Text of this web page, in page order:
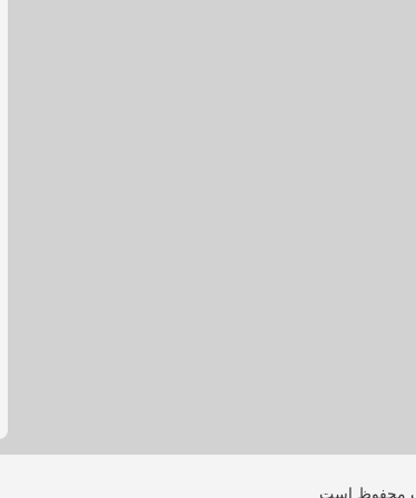
محفوظ است.